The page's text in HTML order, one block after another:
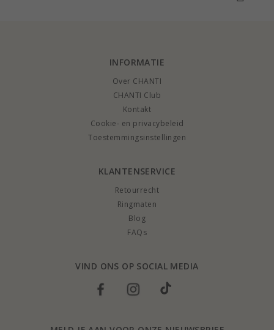
INFORMATIE
Over CHANTI
CHANTI Club
Kontakt
Cookie- en privacybeleid
Toestemmingsinstellingen
KLANTENSERVICE
Retourrecht
Ringmaten
Blog
FAQs
VIND ONS OP SOCIAL MEDIA